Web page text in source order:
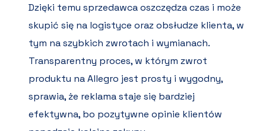
Dzięki temu sprzedawca oszczędza czas i może
skupić się na logistyce oraz obsłudze klienta, w
tym na szybkich zwrotach i wymianach.
Transparentny proces, w którym zwrot
produktu na Allegro jest prosty i wygodny,
sprawia, że reklama staje się bardziej
efektywna, bo pozytywne opinie klientów